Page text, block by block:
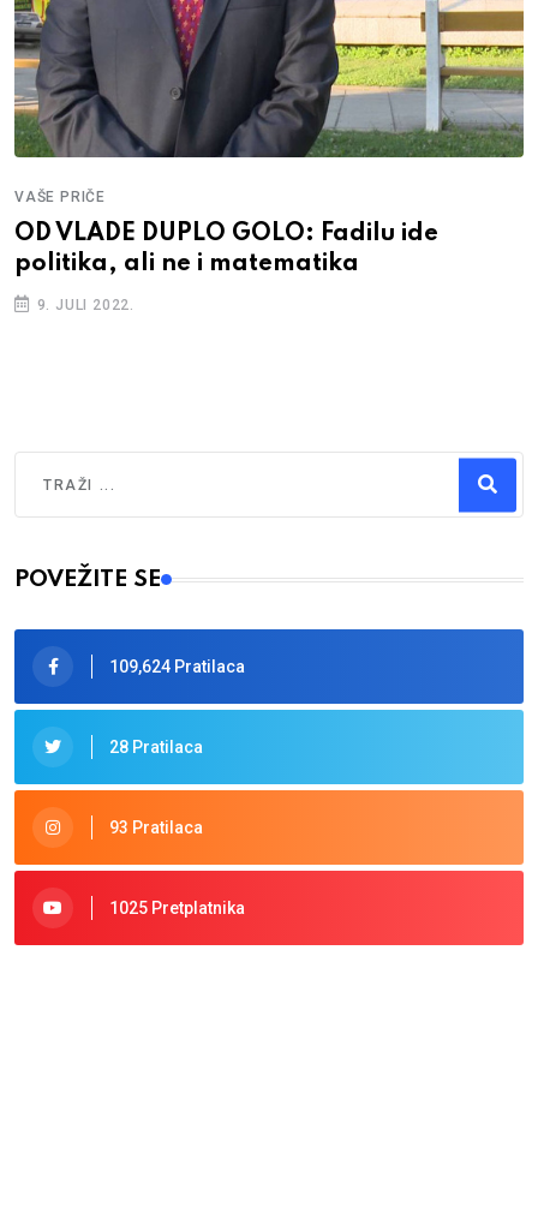
VAŠE PRIČE
OD VLADE DUPLO GOLO: Fadilu ide
politika, ali ne i matematika
9. JULI 2022.
Type 2 or more characters for results.
POVEŽITE SE
109,624 Pratilaca
28 Pratilaca
93 Pratilaca
1025 Pretplatnika